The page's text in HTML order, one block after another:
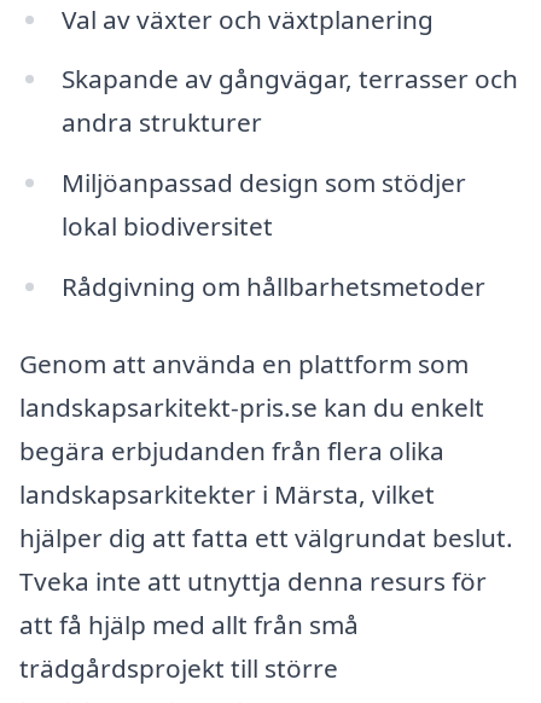
Val av växter och växtplanering
Skapande av gångvägar, terrasser och
andra strukturer
Miljöanpassad design som stödjer
lokal biodiversitet
Rådgivning om hållbarhetsmetoder
Genom att använda en plattform som
landskapsarkitekt-pris.se kan du enkelt
begära erbjudanden från flera olika
landskapsarkitekter i Märsta, vilket
hjälper dig att fatta ett välgrundat beslut.
Tveka inte att utnyttja denna resurs för
att få hjälp med allt från små
trädgårdsprojekt till större